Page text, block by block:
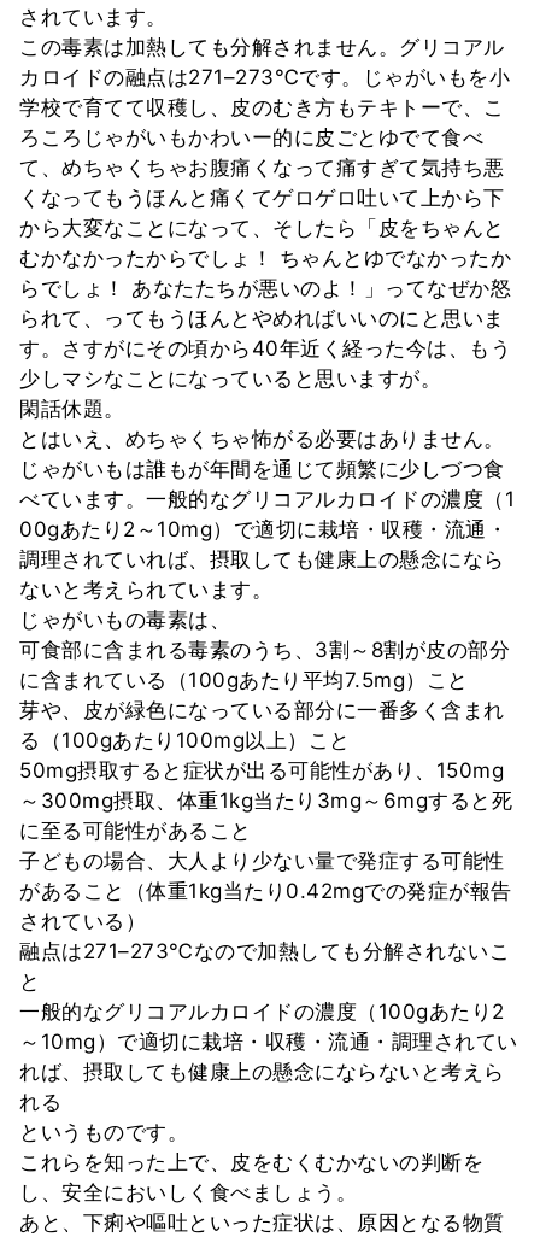
されています。
この毒素は加熱しても分解されません。グリコアル
カロイドの融点は271–273℃です。じゃがいもを小
学校で育てて収穫し、皮のむき方もテキトーで、こ
ろころじゃがいもかわいー的に皮ごとゆでて食べ
て、めちゃくちゃお腹痛くなって痛すぎて気持ち悪
くなってもうほんと痛くてゲロゲロ吐いて上から下
から大変なことになって、そしたら「皮をちゃんと
むかなかったからでしょ！ ちゃんとゆでなかったか
らでしょ！ あなたたちが悪いのよ！」ってなぜか怒
られて、ってもうほんとやめればいいのにと思いま
す。さすがにその頃から40年近く経った今は、もう
少しマシなことになっていると思いますが。
閑話休題。
とはいえ、めちゃくちゃ怖がる必要はありません。
じゃがいもは誰もが年間を通じて頻繁に少しづつ食
べています。一般的なグリコアルカロイドの濃度（1
00gあたり2～10mg）で適切に栽培・収穫・流通・
調理されていれば、摂取しても健康上の懸念になら
ないと考えられています。
じゃがいもの毒素は、
可食部に含まれる毒素のうち、3割～8割が皮の部分
に含まれている（100gあたり平均7.5mg）こと
芽や、皮が緑色になっている部分に一番多く含まれ
る（100gあたり100mg以上）こと
50mg摂取すると症状が出る可能性があり、150mg
～300mg摂取、体重1kg当たり3mg～6mgすると死
に至る可能性があること
子どもの場合、大人より少ない量で発症する可能性
があること（体重1kg当たり0.42mgでの発症が報告
されている）
融点は271–273℃なので加熱しても分解されないこ
と
一般的なグリコアルカロイドの濃度（100gあたり2
～10mg）で適切に栽培・収穫・流通・調理されてい
れば、摂取しても健康上の懸念にならないと考えら
れる
というものです。
これらを知った上で、皮をむくむかないの判断を
し、安全においしく食べましょう。
あと、下痢や嘔吐といった症状は、原因となる物質